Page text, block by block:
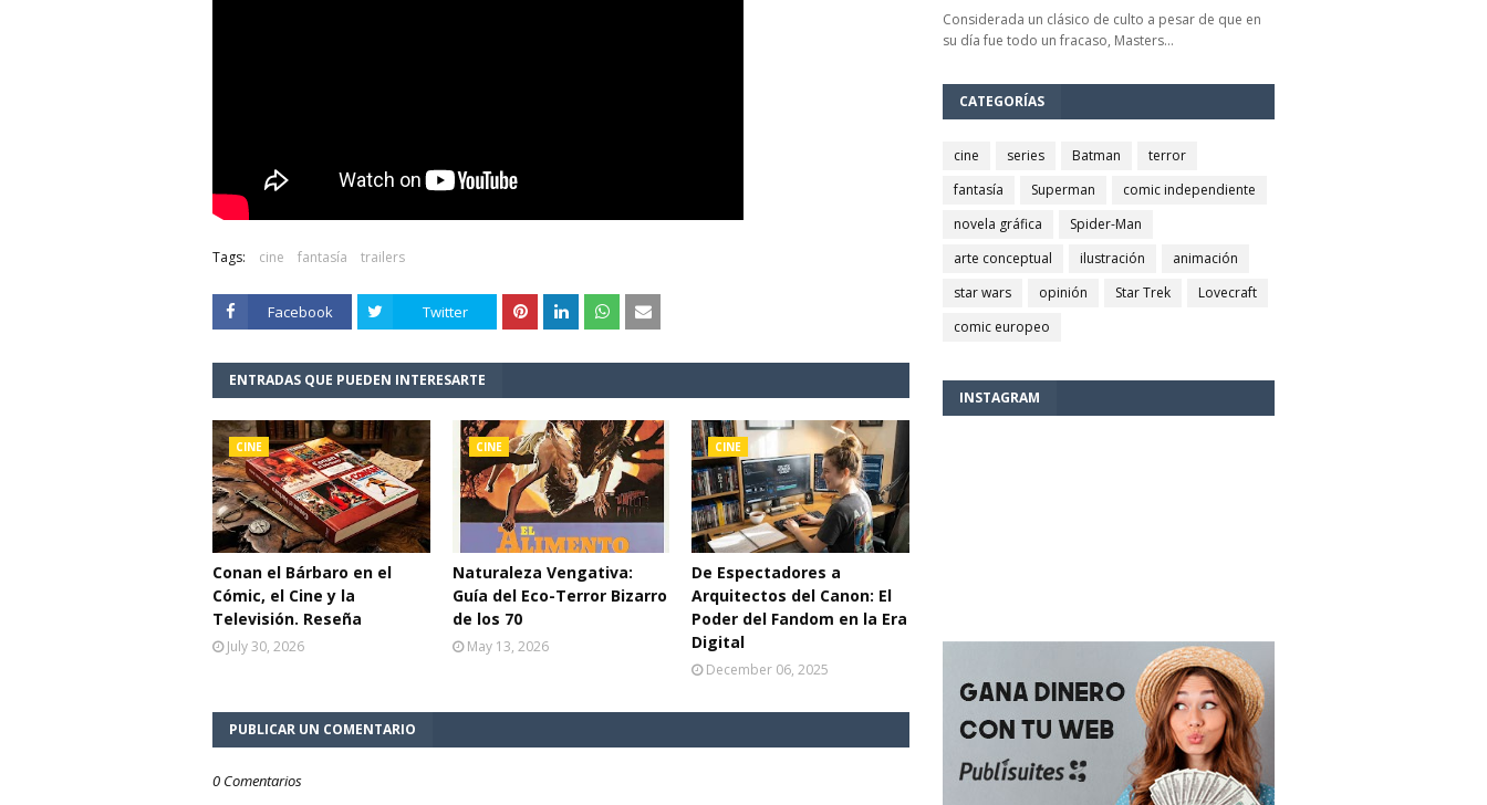
Tags: cine fantasía trailers
Facebook Twitter
ENTRADAS QUE PUEDEN INTERESARTE
CINE
Conan el Bárbaro en el
Cómic, el Cine y la
Televisión. Reseña
July 30, 2026
CINE
Naturaleza Vengativa:
Guía del Eco-Terror Bizarro
de los 70
May 13, 2026
CINE
De Espectadores a
Arquitectos del Canon: El
Poder del Fandom en la Era
Digital
December 06, 2025
PUBLICAR UN COMENTARIO
0 Comentarios
Considerada un clásico de culto a pesar de que en
su día fue todo un fracaso, Masters…
CATEGORÍAS
cine series Batman
terror
fantasía
Superman
comic independiente
novela gráfica
Spider-Man
arte conceptual
ilustración
animación
star wars
opinión Star Trek
Lovecraft
comic europeo
INSTAGRAM